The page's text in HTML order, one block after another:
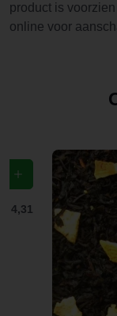
product is
online voor
€ 4,31